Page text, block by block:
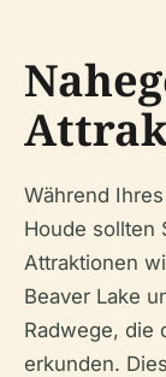
Während
Houde sollten
Attraktionen
Beaver Lake
Radwege, die
erkunden.